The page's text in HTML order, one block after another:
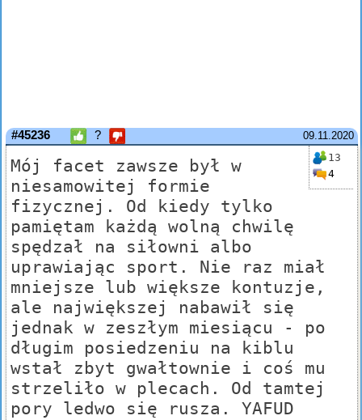
09.11.2020
#45236 ?
13
4
Mój facet zawsze był w
niesamowitej formie
fizycznej. Od kiedy tylko
pamiętam każdą wolną chwilę
spędzał na siłowni albo
uprawiając sport. Nie raz miał
mniejsze lub większe kontuzje,
ale największej nabawił się
jednak w zeszłym miesiącu - po
długim posiedzeniu na kiblu
wstał zbyt gwałtownie i coś mu
strzeliło w plecach. Od tamtej
pory ledwo się rusza. YAFUD